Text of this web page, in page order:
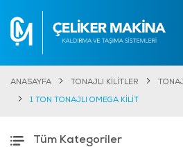
ANASAYFA TONAJLI KİLİTLER
1 TON TONAJLI OMEGA KİLİT
Tüm Kategoriler